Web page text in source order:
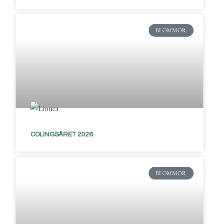
BLOMMOR
ODLINGSÅRET 2026
BLOMMOR